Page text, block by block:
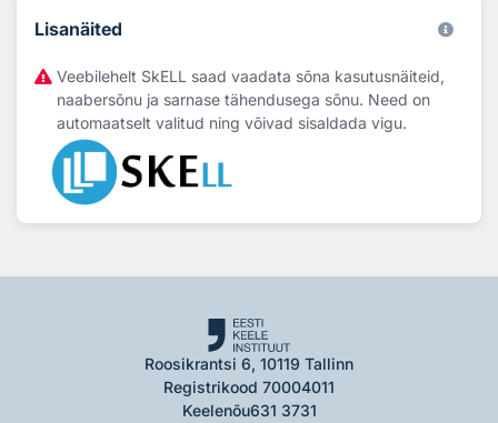
Lisanäited
Veebilehelt SkELL saad vaadata sõna kasutusnäiteid,
naabersõnu ja sarnase tähendusega sõnu. Need on
automaatselt valitud ning võivad sisaldada vigu.
Roosikrantsi 6, 10119 Tallinn
Registrikood 70004011
Keelenõu631 3731